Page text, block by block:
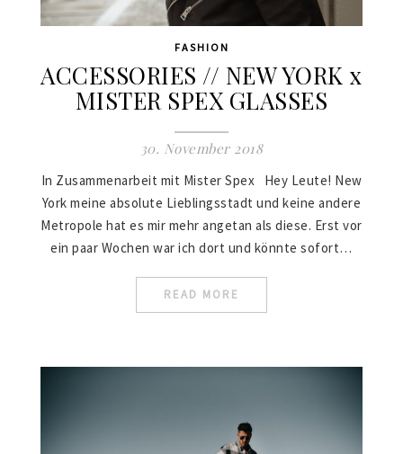
FASHION
ACCESSORIES // NEW YORK x
MISTER SPEX GLASSES
30. November 2018
In Zusammenarbeit mit Mister Spex Hey Leute! New
York meine absolute Lieblingsstadt und keine andere
Metropole hat es mir mehr angetan als diese. Erst vor
ein paar Wochen war ich dort und könnte sofort…
READ MORE